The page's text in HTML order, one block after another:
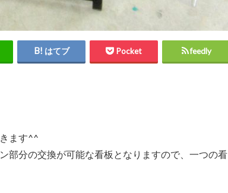
はてブ Pocket feedly
ます^^
部分の交換が可能な看板となりますので、一つの看